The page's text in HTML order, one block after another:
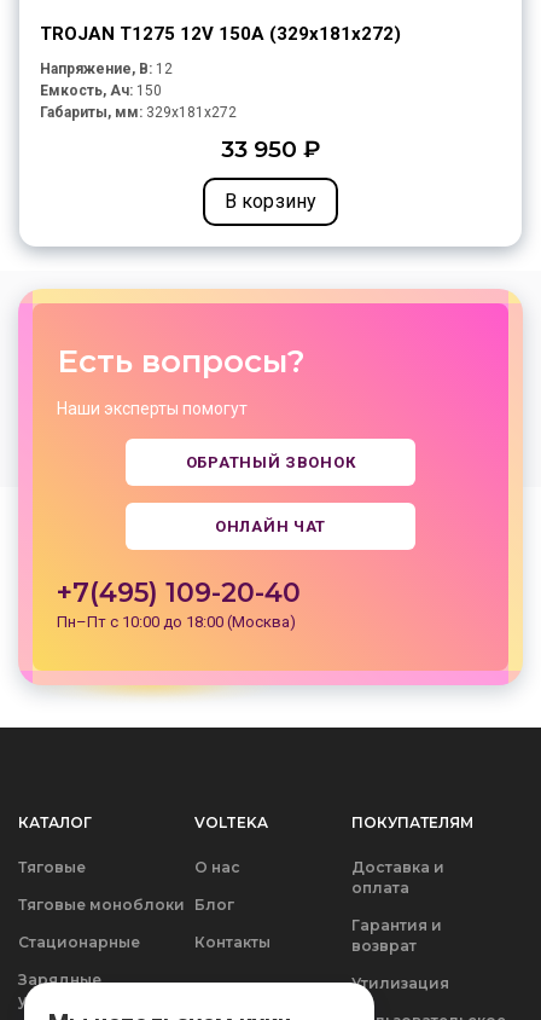
TROJAN T1275 12V 150A (329х181х272)
Напряжение, В: 12
Емкость, Ач: 150
Габариты, мм: 329x181x272
33 950 ₽
В корзину
Есть вопросы?
Наши эксперты помогут
ОБРАТНЫЙ ЗВОНОК
ОНЛАЙН ЧАТ
+7(495) 109-20-40
Пн–Пт с 10:00 до 18:00 (Москва)
КАТАЛОГ
Тяговые
Тяговые моноблоки
Стационарные
Зарядные
устройства
VOLTEKA
О нас
Блог
Контакты
ПОКУПАТЕЛЯМ
Доставка и
оплата
Гарантия и
возврат
Утилизация